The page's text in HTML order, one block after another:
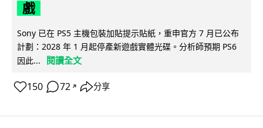
戲
Sony 已在 PS5 主機包裝加貼提示貼紙，重申官方 7 月已公布
計劃：2028 年 1 月起停產新遊戲實體光碟。分析師預期 PS6
因此...
閱讀全文
150 72 ↗ 分享